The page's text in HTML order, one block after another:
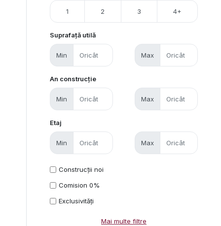
1 2 3 4+
Suprafață utilă
Min Max
An construcție
Min Max
Etaj
Min Max
Construcții noi
Comision 0%
Exclusivități
Mai multe filtre